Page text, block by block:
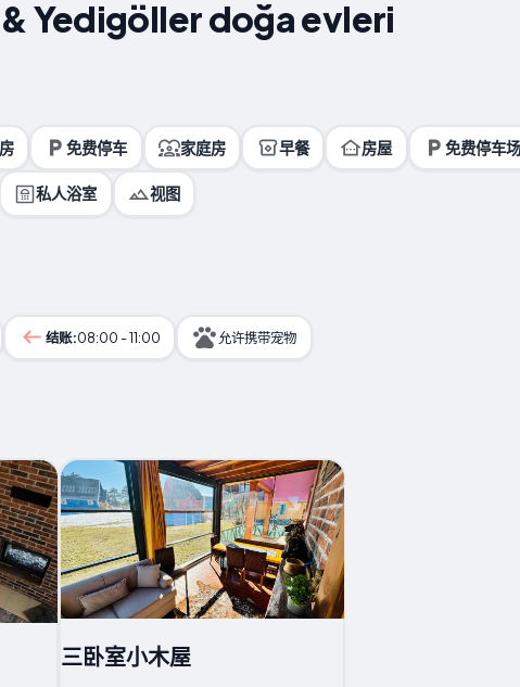
Yedigöller doğa evleri
免费停车 家庭房 早餐 房屋 免费停车场
私人浴室 视图
结账:08:00 - 11:00 允许携带宠物
三卧室小木屋